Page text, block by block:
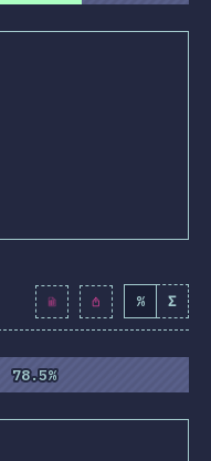
80.6 (
% Σ
78.5%
78.5%